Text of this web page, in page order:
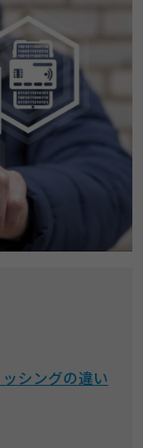
シングの違い